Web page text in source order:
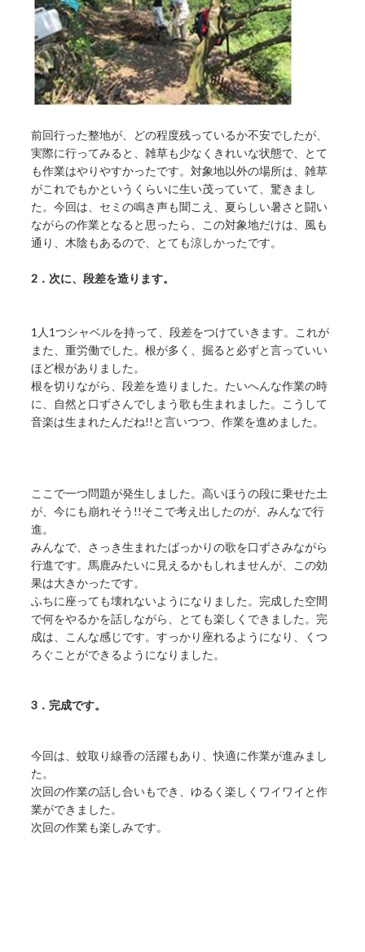
前回行った整地が、どの程度残っているか不安でしたが、
実際に行ってみると、雑草も少なくきれいな状態で、とて
も作業はやりやすかったです。対象地以外の場所は、雑草
がこれでもかというくらいに生い茂っていて、驚きまし
た。今回は、セミの鳴き声も聞こえ、夏らしい暑さと闘い
ながらの作業となると思ったら、この対象地だけは、風も
通り、木陰もあるので、とても涼しかったです。
2．次に、段差を造ります。
1人1つシャベルを持って、段差をつけていきます。これが
また、重労働でした。根が多く、掘ると必ずと言っていい
ほど根がありました。
根を切りながら、段差を造りました。たいへんな作業の時
に、自然と口ずさんでしまう歌も生まれました。こうして
音楽は生まれたんだね!!と言いつつ、作業を進めました。
ここで一つ問題が発生しました。高いほうの段に乗せた土
が、今にも崩れそう!!そこで考え出したのが、みんなで行
進。
みんなで、さっき生まれたばっかりの歌を口ずさみながら
行進です。馬鹿みたいに見えるかもしれませんが、この効
果は大きかったです。
ふちに座っても壊れないようになりました。完成した空間
で何をやるかを話しながら、とても楽しくできました。完
成は、こんな感じです。すっかり座れるようになり、くつ
ろぐことができるようになりました。
3．完成です。
今回は、蚊取り線香の活躍もあり、快適に作業が進みまし
た。
次回の作業の話し合いもでき、ゆるく楽しくワイワイと作
業ができました。
次回の作業も楽しみです。